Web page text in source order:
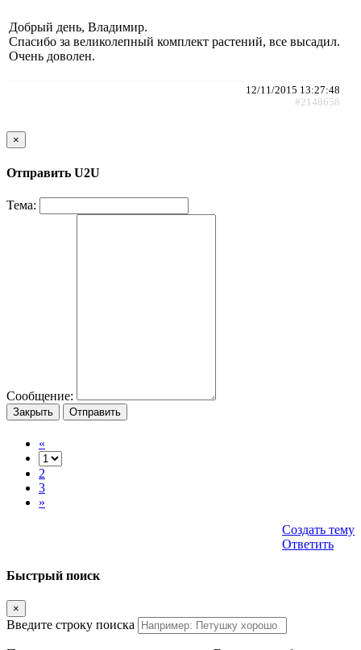
Добрый день, Владимир.
Спасибо за великолепный комплект растений, все высадил.
Очень доволен.
12/11/2015 13:27:48
#2148658
×
Отправить U2U
Тема:
Сообщение:
Закрыть Отправить
«
2
3
»
Создать тему
Ответить
Быстрый поиск
×
Введите строку поиска